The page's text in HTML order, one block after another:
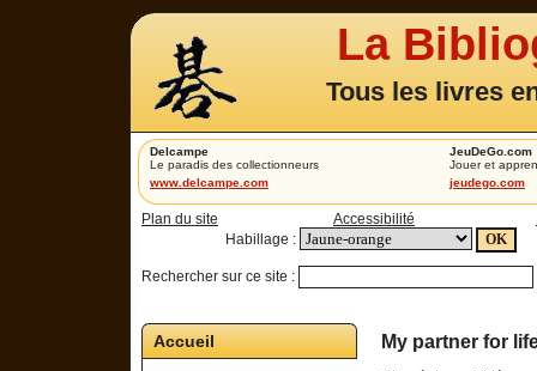
La
Tous les livres
Delcampe
Le paradis des collectionneurs
www.delcampe.com
JeuDeGo.com
Jouer et
jeudego.com
Plan du site Accessibilité
Habillage :
Rechercher sur ce site :
Accueil My partner for